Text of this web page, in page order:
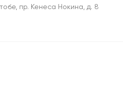
пр. Кенеса Нокина, д. 8